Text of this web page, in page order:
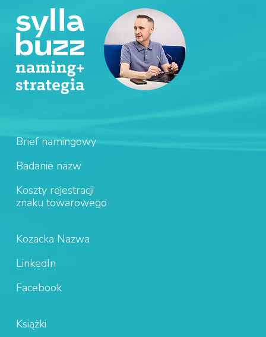
Brief namingowy
Badanie nazw
Koszty rejestracji
znaku towarowego
Kozacka Nazwa
LinkedIn
Facebook
Książki